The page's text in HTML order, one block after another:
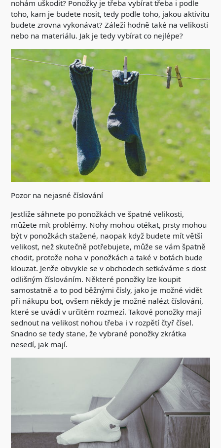
nohám uškodit? Ponožky je třeba vybírat třeba i podle
toho, kam je budete nosit, tedy podle toho, jakou aktivitu
budete zrovna vykonávat? Záleží hodně také na velikosti
nebo na materiálu. Jak je tedy vybírat co nejlépe?
Pozor na nejasné číslování
Jestliže sáhnete po ponožkách ve špatné velikosti,
můžete mít problémy. Nohy mohou otékat, prsty mohou
být v ponožkách stažené, naopak když budete mít větší
velikost, než skutečně potřebujete, může se vám špatně
chodit, protože noha v ponožkách a také v botách bude
klouzat. Jenže obvykle se v obchodech setkáváme s dost
odlišným číslováním. Některé ponožky lze koupit
samostatně a to pod běžnými čísly, jako je možné vidět
při nákupu bot, ovšem někdy je možné nalézt číslování,
které se uvádí v určitém rozmezí. Takové ponožky mají
sednout na velikost nohou třeba i v rozpětí čtyř čísel.
Snadno se tedy stane, že vybrané ponožky zkrátka
nesedí, jak mají.